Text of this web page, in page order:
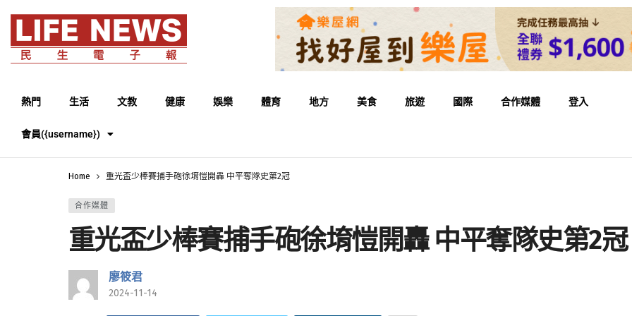
熱門 生活 文教 健康 娛樂 體育 地方 美食 旅遊 國際 合作媒體 登入
會員({username})
Home 重光盃少棒賽捕手砲徐堉愷開轟 中平奪隊史第2冠
合作媒體
重光盃少棒賽捕手砲徐堉愷開轟 中平奪隊史第2冠
廖筱君
2024-11-14